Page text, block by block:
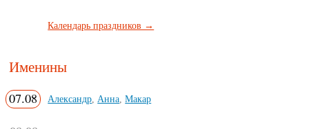
Календарь праздников →
Именины
07.08 Александр Анна ,Макар